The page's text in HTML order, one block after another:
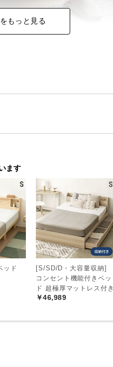
もっと見る
ます
ッド
[S/SD/D・大容量収納]
コンセント機能付きベッ
ド 超極厚マットレス付き
￥46,989